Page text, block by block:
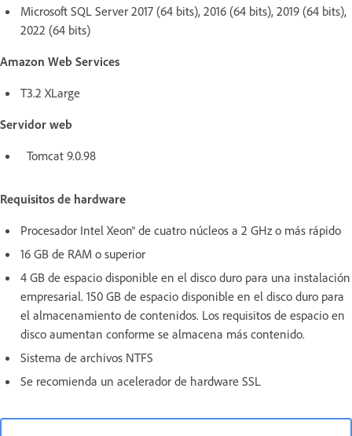
Microsoft SQL Server 2017 (64 bits), 2016 (64 bits), 2019 (64 bits),
2022 (64 bits)
Amazon Web Services
T3.2 XLarge
Servidor web
Tomcat 9.0.98
Requisitos de hardware
Procesador Intel Xeon® de cuatro núcleos a 2 GHz o más rápido
16 GB de RAM o superior
4 GB de espacio disponible en el disco duro para una instalación
empresarial. 150 GB de espacio disponible en el disco duro para
el almacenamiento de contenidos. Los requisitos de espacio en
disco aumentan conforme se almacena más contenido.
Sistema de archivos NTFS
Se recomienda un acelerador de hardware SSL